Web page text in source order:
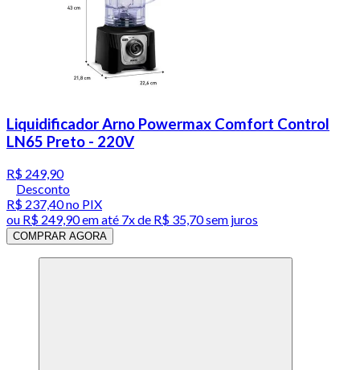
Liquidificador Arno Powermax Comfort Control
LN65 Preto - 220V
R$ 249,90
Desconto
R$ 237,40no PIX
ou R$ 249,90em até 7x de R$ 35,70 sem juros
COMPRAR AGORA